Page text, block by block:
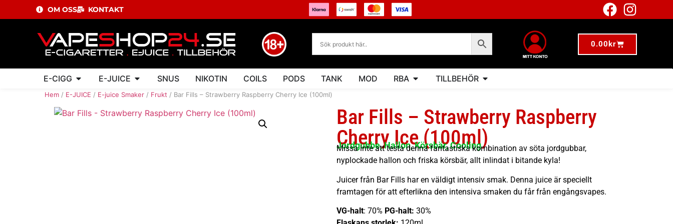
OM OSS KONTAKT
0.00 kr
E-CIGG E-JUICE SNUS NIKOTIN COILS PODS TANK MOD RBA TILLBEHÖR
Hem / E-JUICE / E-juice Smaker / Frukt / Bar Fills – Strawberry Raspberry Cherry Ice (100ml)
Bar Fills – Strawberry Raspberry
Cherry Ice (100ml)
Jordgubbe, Hallon, Körsbär, Cooling
Missa inte att testa denna fantastiska kombination av söta jordgubbar,
nyplockade hallon och friska körsbär, allt inlindat i bitande kyla!
Juicer från Bar Fills har en väldigt intensiv smak. Denna juice är speciellt
framtagen för att efterlikna den intensiva smaken du får från engångsvapes.
VG-halt: 70% PG-halt: 30%